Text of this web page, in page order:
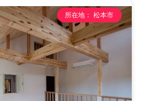
所在地： 松本市